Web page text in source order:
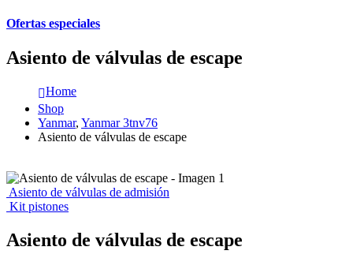
Ofertas especiales
Asiento de válvulas de escape
Home
Shop
Yanmar, Yanmar 3tnv76
Asiento de válvulas de escape
Asiento de válvulas de admisión
Kit pistones
Asiento de válvulas de escape